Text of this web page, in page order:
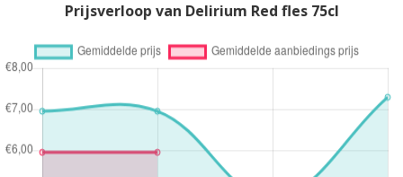
Prijsverloop van Delirium Red fles 75cl